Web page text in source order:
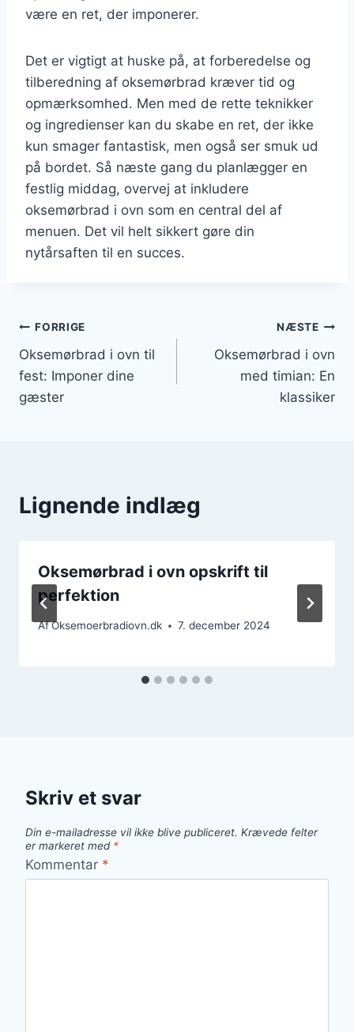
være en ret, der imponerer.
Det er vigtigt at huske på, at forberedelse og
tilberedning af oksemørbrad kræver tid og
opmærksomhed. Men med de rette teknikker
og ingredienser kan du skabe en ret, der ikke
kun smager fantastisk, men også ser smuk ud
på bordet. Så næste gang du planlægger en
festlig middag, overvej at inkludere
oksemørbrad i ovn som en central del af
menuen. Det vil helt sikkert gøre din
nytårsaften til en succes.
Indlægsnavigation
FORRIGE
Oksemørbrad i ovn til
fest: Imponer dine
gæster
NÆSTE
Oksemørbrad i ovn
med timian: En
klassiker
Lignende indlæg
Oksemørbrad i ovn opskrift til
perfektion
AfOksemoerbradiovn.dk 7. december 2024
Skriv et svar
Din e-mailadresse vil ikke blive publiceret. Krævede felter
er markeret med *
Kommentar *